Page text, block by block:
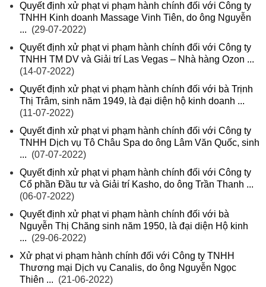
Quyết định xử phạt vi phạm hành chính đối với Công ty
TNHH Kinh doanh Massage Vinh Tiên, do ông Nguyễn
... (29-07-2022)
Quyết định xử phạt vi phạm hành chính đối với Công ty
TNHH TM DV và Giải trí Las Vegas – Nhà hàng Ozon ...
(14-07-2022)
Quyết định xử phạt vi phạm hành chính đối với bà Trịnh
Thị Trâm, sinh năm 1949, là đại diện hộ kinh doanh ...
(11-07-2022)
Quyết định xử phạt vi phạm hành chính đối với Công ty
TNHH Dịch vụ Tô Châu Spa do ông Lâm Văn Quốc, sinh
... (07-07-2022)
Quyết định xử phạt vi phạm hành chính đối với Công ty
Cổ phần Đầu tư và Giải trí Kasho, do ông Trần Thanh ...
(06-07-2022)
Quyết định xử phạt vi phạm hành chính đối với bà
Nguyễn Thị Chăng sinh năm 1950, là đại diện Hộ kinh
... (29-06-2022)
Xử phạt vi phạm hành chính đối với Công ty TNHH
Thương mại Dịch vụ Canalis, do ông Nguyễn Ngọc
Thiên ... (21-06-2022)